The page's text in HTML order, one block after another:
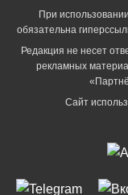
При
обязательна
Редакция не несет
рекламных
Сайт